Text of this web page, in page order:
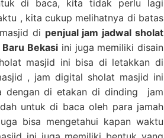
di baca, kita tidak perlu lagi
, kita cukup melihatnya di batas
di penjual jam jadwal sholat
Bekasi ini juga memiliki disain
masjid ini bisa di letakkan di
, jam digital sholat masjid ini
dengan di etakan di dinding jam
untuk di baca oleh para jamah
bisa mengetahui kapan waktu